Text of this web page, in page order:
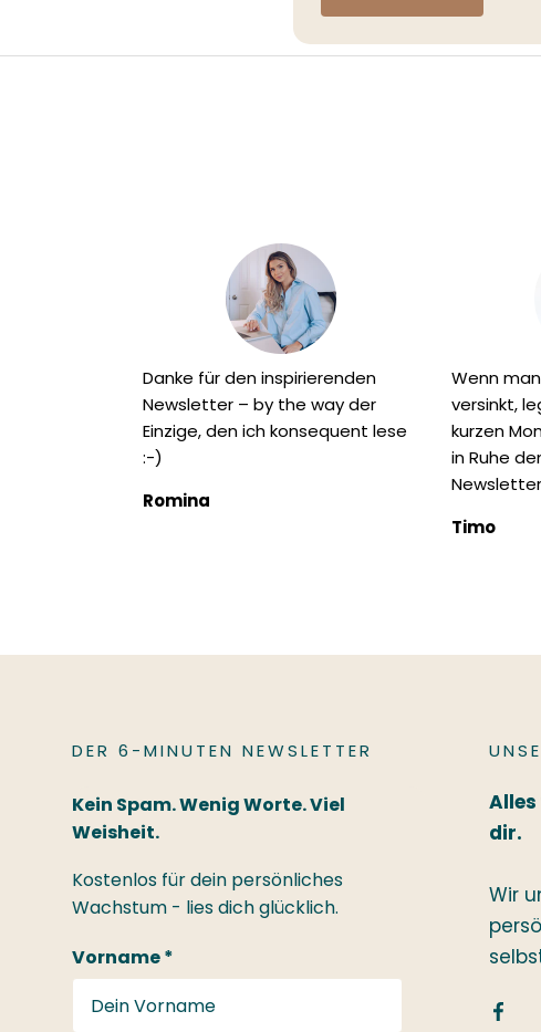
Danke für den inspirierenden
Newsletter – by the way der
Einzige, den ich konsequent lese
:-)
Romina
Wenn
versinkt,
kurzen
in Ruhe
Timo
DER 6-MINUTEN NEWSLETTER
Kein Spam. Wenig Worte. Viel
Weisheit.
Kostenlos für dein persönliches
Wachstum - lies dich glücklich.
Vorname *
dir.
Wir